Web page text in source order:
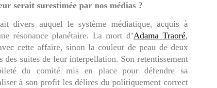
serait surestimée par nos médias ?
divers auquel le système médiatique, acquis à
résonance planétaire. La mort d’Adama Traoré,
cette affaire, sinon la couleur de peau de deux
suites de leur interpellation. Son retentissement
du comité mis en place pour défendre sa
à son profit les délires du politiquement correct